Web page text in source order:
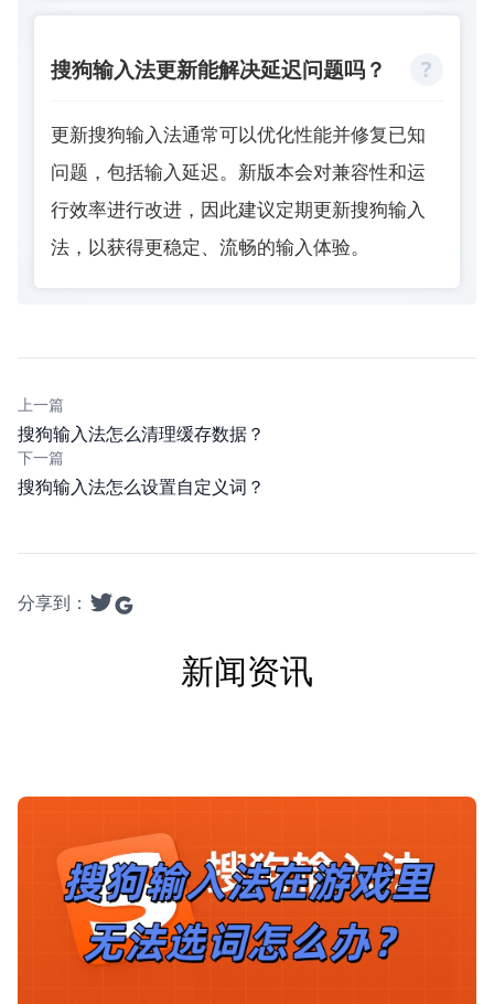
搜狗输入法更新能解决延迟问题吗？
更新搜狗输入法通常可以优化性能并修复已知
问题，包括输入延迟。新版本会对兼容性和运
行效率进行改进，因此建议定期更新搜狗输入
法，以获得更稳定、流畅的输入体验。
上一篇
搜狗输入法怎么清理缓存数据？
下一篇
搜狗输入法怎么设置自定义词？
分享到：
新闻资讯